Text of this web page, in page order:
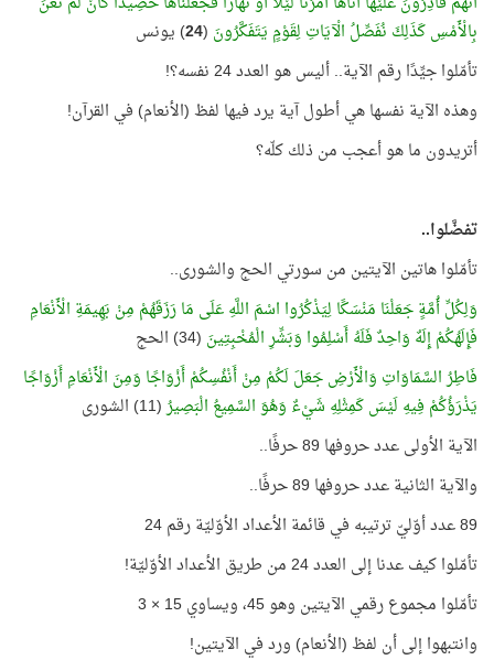
بِالْأَمْسِ كَذَلِكَ نُفَصِّلُ الْآيَاتِ لِقَوْمٍ يَتَفَكَّرُونَ (
24) يونس
تأمّلوا جيِّدًا رقم الآية.. أليس هو العدد 24 نفسه؟!
وهذه الآية نفسها هي أطول آية يرد فيها لفظ (الأنعام) في القرآن!
أتريدون ما هو أعجب من ذلك كلّه؟
تفضَّلوا..
تأمّلوا هاتين الآيتين من سورتي الحج والشورى..
وَلِكُلِّ أُمَّةٍ جَعَلْنَا مَنْسَكًا لِيَذْكُرُوا اسْمَ اللَّهِ عَلَى مَا رَزَقَهُمْ مِنْ بَهِيمَةِ الْأَنْعَامِ
فَإِلَهُكُمْ إِلَهٌ وَاحِدٌ فَلَهُ أَسْلِمُوا وَبَشِّرِ الْمُخْبِتِينَ (34) الحج
فَاطِرُ السَّمَاوَاتِ وَالْأَرْضِ جَعَلَ لَكُمْ مِنْ أَنْفُسِكُمْ أَزْوَاجًا وَمِنَ الْأَنْعَامِ أَزْوَاجًا
يَذْرَؤُكُمْ فِيهِ لَيْسَ كَمِثْلِهِ شَيْءٌ وَهُوَ السَّمِيعُ الْبَصِيرُ(11) الشورى
الآية الأولى عدد حروفها 89 حرفًا..
والآية الثانية عدد حروفها 89 حرفًا..
89 عدد أوّليّ ترتيبه في قائمة الأعداد الأوّليّة رقم 24
تأمّلوا كيف عدنا إلى العدد 24 من طريق الأعداد الأوّليّة!
تأمّلوا مجموع رقمي الآيتين وهو 45، ويساوي 15 × 3
وانتبهوا إلى أن لفظ (الأنعام) ورد في الآيتين!